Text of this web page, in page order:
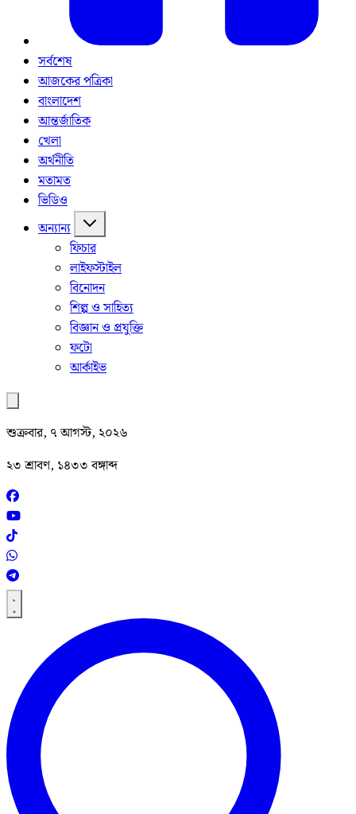
সর্বশেষ
আজকের পত্রিকা
বাংলাদেশ
আন্তর্জাতিক
খেলা
অর্থনীতি
মতামত
ভিডিও
অন্যান্য
ফিচার
লাইফস্টাইল
বিনোদন
শিল্প ও সাহিত্য
বিজ্ঞান ও প্রযুক্তি
ফটো
আর্কাইভ
শুক্রবার, ৭ আগস্ট, ২০২৬
২৩ শ্রাবণ, ১৪৩৩ বঙ্গাব্দ